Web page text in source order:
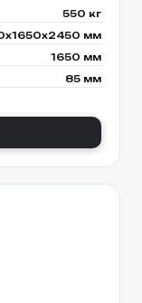
550 кг
мм
1650 мм
85 мм